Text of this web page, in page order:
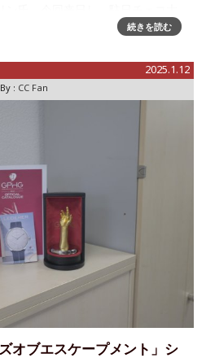
for Noble Designベントで作
続きを読む
2025.1.12
By : CC Fan
オブエスケープメント」シ